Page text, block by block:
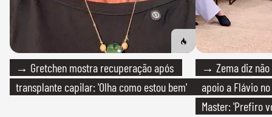
→ Gretchen mostra recuperação após
transplante capilar: 'Olha como estou bem'
→ Zema diz
apoio a Flávio
Master: 'Prefiro